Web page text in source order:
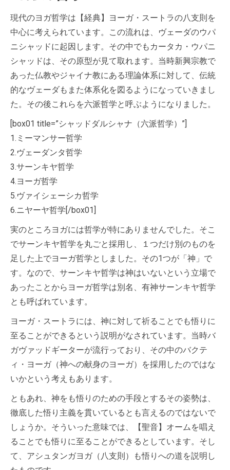
現代のヨガ哲学は【経典】ヨーガ・スートラの八支則を
中心に考えられています。この流れは、ヴェーダのウパ
ニシャッドに起因します。その中でもカータカ・ウパニ
シャッドは、その原型が見て取れます。当時新興宗教で
あった仏教やジャイナ教にある理論体系に対して、伝統
的なヴェーダもまた体系化を図るようになっていきまし
た。その後これらを六派哲学と呼ぶようになりました。
[box01 title=”シャッドダルシャナ（六派哲学）”]
1.ミーマンサー哲学
2.ヴェーダンタ哲学
3.サーンキヤ哲学
4.ヨーガ哲学
5.ヴァイシェーシカ哲学
6.ニヤーヤ哲学[/box01]
実のところヨガには哲学が特にありませんでした。そこ
でサーンキヤ哲学を丸ごと採用し、１つだけ別のものを
足した上でヨーガ哲学としました。その1つが「神」で
す。なので、サーンキヤ哲学は神はいないという立場で
あったことからヨーガ哲学は別名、有神サーンキヤ哲学
とも呼ばれています。
ヨーガ・スートラには、神に対して祈ることでも悟りに
至ることができるという説明がなされています。当時バ
ガヴァッドギーターが流行っており、その中のバクテ
ィ・ヨーガ（神への献身のヨーガ）を採用したのではな
いかという考えもあります。
ともあれ、神をも悟りのための手段とするその姿勢は、
徹底した悟り主義を貫いているとも言えるのではないで
しょうか。そういった意味では、【聖音】オームを唱え
ることでも悟りに至ることができるとしています。そし
て、アシュタンガヨガ（八支則）も悟りへの道を説明し